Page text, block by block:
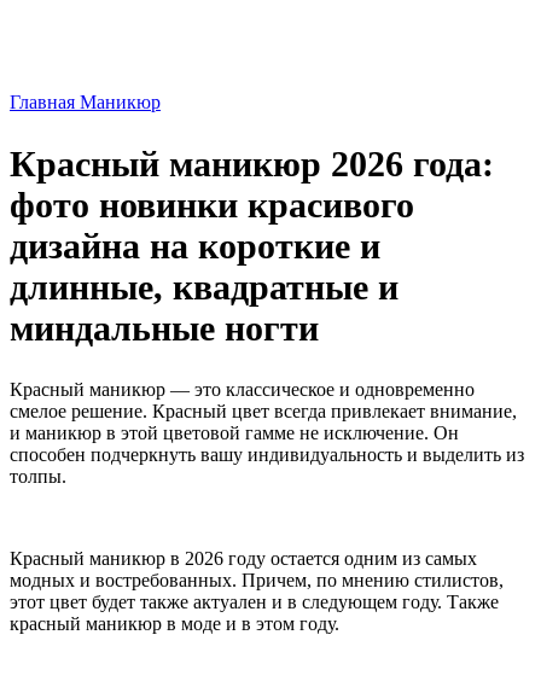
Главная Маникюр
Красный маникюр 2026 года:
фото новинки красивого
дизайна на короткие и
длинные, квадратные и
миндальные ногти
Красный маникюр — это классическое и одновременно
смелое решение. Красный цвет всегда привлекает внимание,
и маникюр в этой цветовой гамме не исключение. Он
способен подчеркнуть вашу индивидуальность и выделить из
толпы.
Красный маникюр в 2026 году остается одним из самых
модных и востребованных. Причем, по мнению стилистов,
этот цвет будет также актуален и в следующем году. Также
красный маникюр в моде и в этом году.